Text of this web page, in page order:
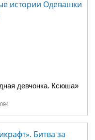
девчонка. Ксюша»